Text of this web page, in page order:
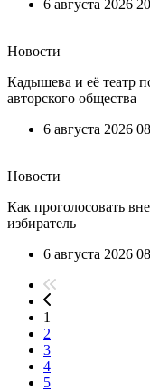
6 августа 2026
Новости
Кадышева и её театр
авторского общества
6 августа 2026
Новости
Как проголосовать
избиратель
6 августа 2026
1
2
3
4
5